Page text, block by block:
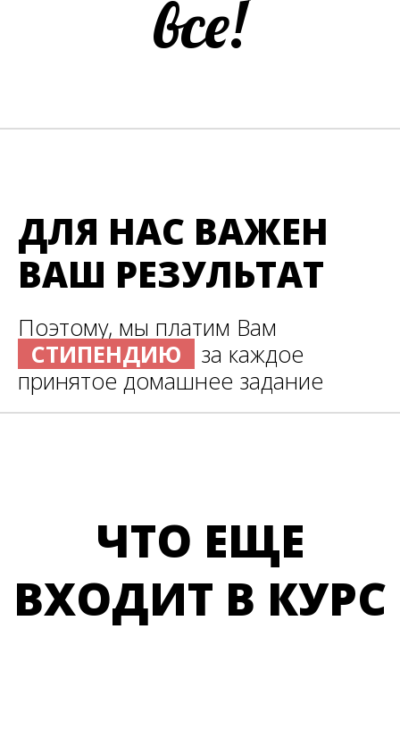
все!
ДЛЯ НАС ВАЖЕН
ВАШ РЕЗУЛЬТАТ
Поэтому, мы платим Вам
СТИПЕНДИЮ
за каждое
принятое домашнее задание
ЧТО ЕЩЕ
ВХОДИТ В КУРС